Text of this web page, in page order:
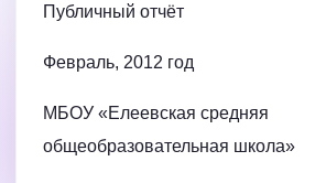
Публичный отчёт
Февраль, 2012 год
МБОУ «Елеевская средняя
общеобразовательная школа»